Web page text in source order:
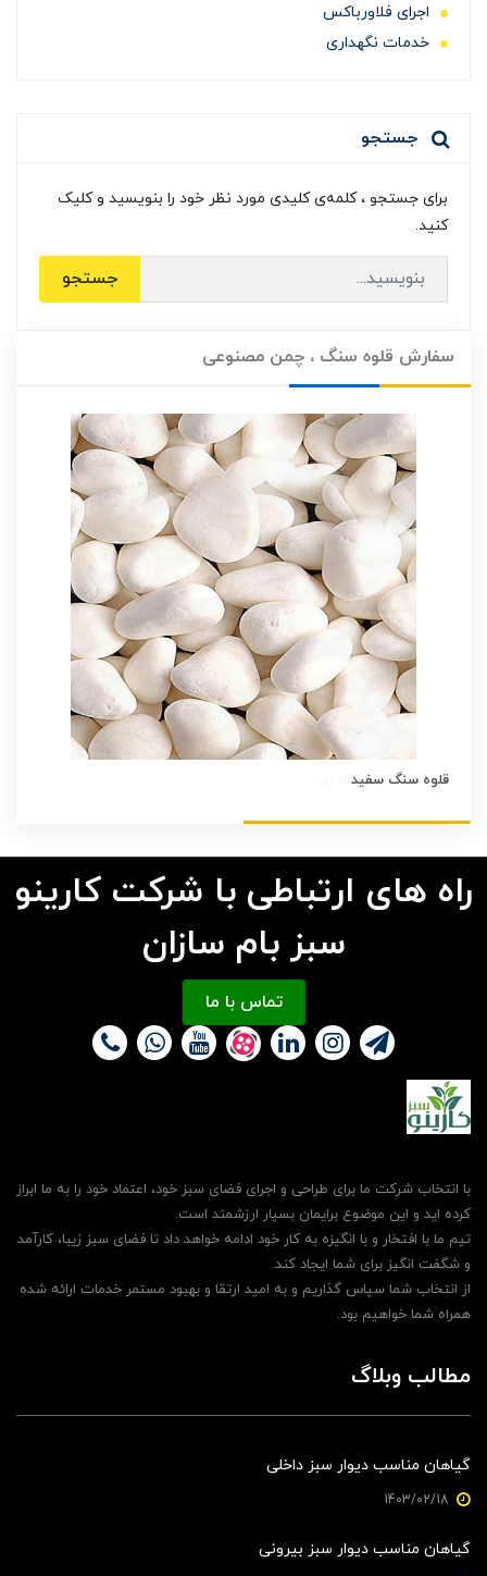
اجرای فلاورباکس
خدمات نگهداری
جستجو
برای جستجو ، کلمه‌ی کلیدی مورد نظر خود را بنویسید و کلیک
کنید.
جستجو
سفارش قلوه سنگ ، چمن مصنوعی
قلوه سنگ سفید
راه های ارتباطی با شرکت کارینو
سبز بام سازان
تماس با ما
با انتخاب شرکت ما برای طراحی و اجرای فضای سبز خود، اعتماد خود را به ما ابراز
کرده اید و این موضوع برایمان بسیار ارزشمند است.
تیم ما با افتخار و با انگیزه به کار خود ادامه خواهد داد تا فضای سبز زیبا، کارآمد
و شگفت انگیز برای شما ایجاد کند.
از انتخاب شما سپاس گذاریم و به امید ارتقا و بهبود مستمر خدمات ارائه شده
همراه شما خواهیم بود.
مطالب وبلاگ
گیاهان مناسب دیوار سبز داخلی
گیاهان مناسب دیوار سبز بیرونی